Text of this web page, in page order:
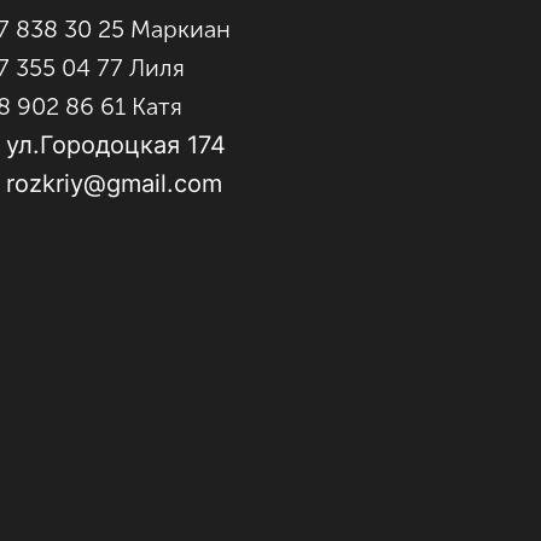
838 30 25 Маркиан
355 04 77 Лиля
902 86 61 Катя
174